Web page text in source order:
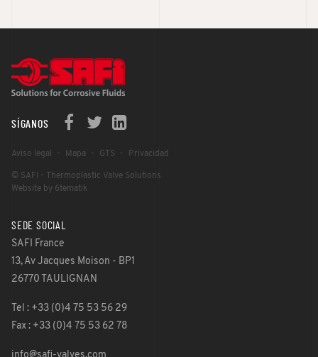
SÍGANOS
Aviso legal Mapa GTS Privacidad
© SAFI - Thermoplastic Valve Solutions
Website by 6tematik
SEDE SOCIAL
SAFI France
13, Av Jacques Moison - BP1
26770 TAULIGNAN
Tel : +33 (0)4 75 53 56 29
Fax : +33 (0)4 75 53 62 78